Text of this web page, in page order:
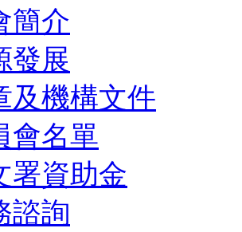
簡介
發展
及機構文件
會名單
署資助金
諮詢